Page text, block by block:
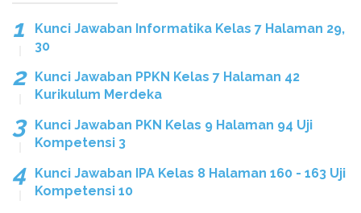
Kunci Jawaban Informatika Kelas 7 Halaman 29,
30
Kunci Jawaban PPKN Kelas 7 Halaman 42
Kurikulum Merdeka
Kunci Jawaban PKN Kelas 9 Halaman 94 Uji
Kompetensi 3
Kunci Jawaban IPA Kelas 8 Halaman 160 - 163 Uji
Kompetensi 10